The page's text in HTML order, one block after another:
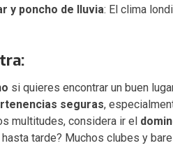
y poncho de lluvia: El clima
si quieres encontrar un buen
seguras,
multitudes, considera ir el
tarde? Muchos clubes y